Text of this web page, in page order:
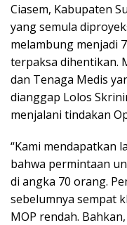
Ciasem, Kabupaten
yang semula
melambung menjadi
terpaksa dihentikan.
dan Tenaga Medis
dianggap Lolos
menjalani tindakan
“Kami mendapatkan
bahwa permintaan
di angka 70 orang.
sebelumnya sempat
MOP rendah.